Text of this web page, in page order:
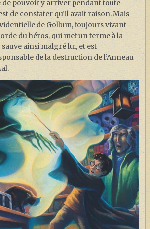
de pouvoir y arriver pendant toute
de constater qu’il avait raison. Mais
de Gollum, toujours vivant
du héros, qui met un terme à la
ainsi malgré lui, et est
de la destruction de l’Anneau